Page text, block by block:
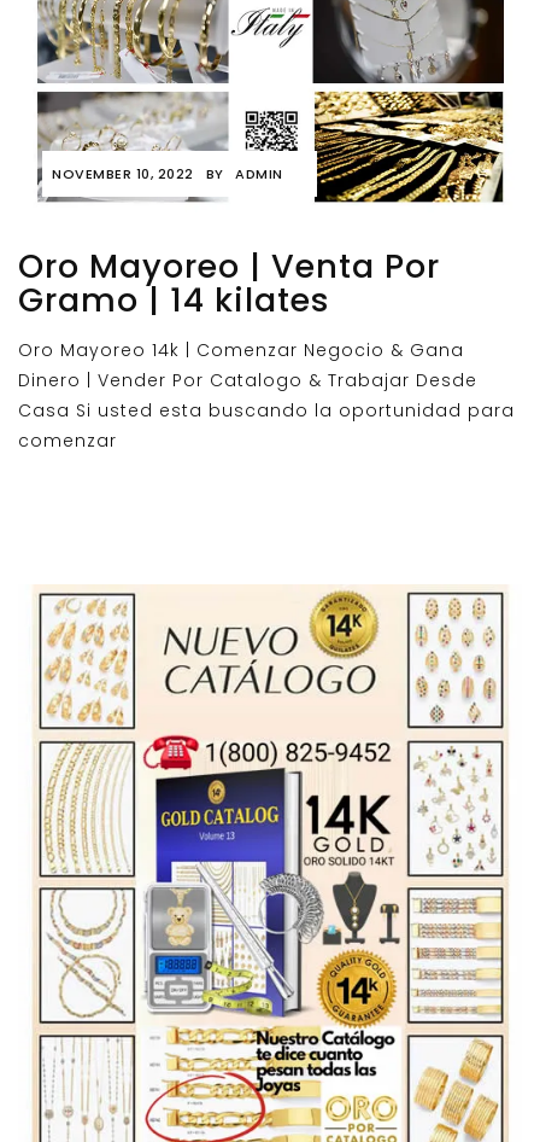
NOVEMBER 10, 2022 BY ADMIN
Oro Mayoreo | Venta Por
Gramo | 14 kilates
Oro Mayoreo 14k | Comenzar Negocio & Gana
Dinero | Vender Por Catalogo & Trabajar Desde
Casa Si usted esta buscando la oportunidad para
comenzar